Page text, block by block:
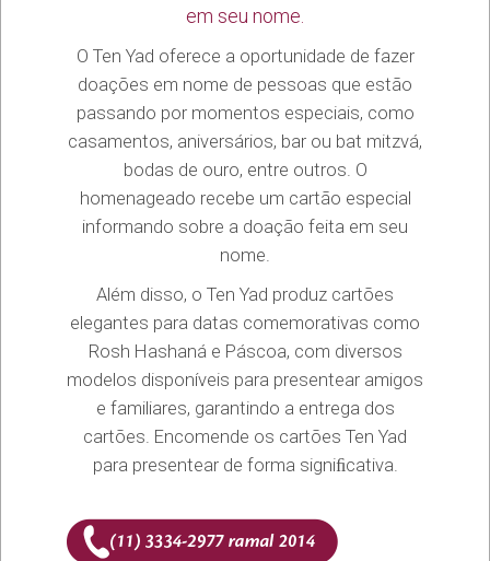
em seu nome.
O Ten Yad oferece a oportunidade de fazer
doações em nome de pessoas que estão
passando por momentos especiais, como
casamentos, aniversários, bar ou bat mitzvá,
bodas de ouro, entre outros. O
homenageado recebe um cartão especial
informando sobre a doação feita em seu
nome.
Além disso, o Ten Yad produz cartões
elegantes para datas comemorativas como
Rosh Hashaná e Páscoa, com diversos
modelos disponíveis para presentear amigos
e familiares, garantindo a entrega dos
cartões. Encomende os cartões Ten Yad
para presentear de forma signiﬁcativa.